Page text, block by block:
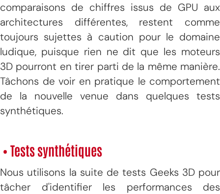
comparaisons de chiffres issus de GPU aux
architectures différentes, restent comme
toujours sujettes à caution pour le domaine
ludique, puisque rien ne dit que les moteurs
3D pourront en tirer parti de la même manière.
Tâchons de voir en pratique le comportement
de la nouvelle venue dans quelques tests
synthétiques.
• Tests synthétiques
Nous utilisons la suite de tests Geeks 3D pour
tâcher d'identifier les performances des